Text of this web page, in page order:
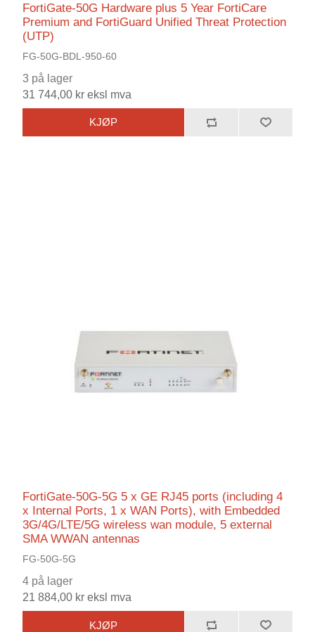
FortiGate-50G Hardware plus 5 Year FortiCare
Premium and FortiGuard Unified Threat Protection
(UTP)
FG-50G-BDL-950-60
3 på lager
31 744,00 kr eksl mva
KJØP
FortiGate-50G-5G 5 x GE RJ45 ports (including 4
x Internal Ports, 1 x WAN Ports), with Embedded
3G/4G/LTE/5G wireless wan module, 5 external
SMA WWAN antennas
FG-50G-5G
4 på lager
21 884,00 kr eksl mva
KJØP